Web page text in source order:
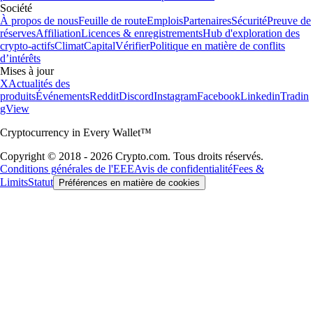
Société
À propos de nousFeuille de routeEmploisPartenairesSécuritéPreuve de
réservesAffiliationLicences & enregistrementsHub d'exploration des
crypto-actifsClimatCapitalVérifierPolitique en matière de conflits
d’intérêts
Mises à jour
XActualités des
produitsÉvénementsRedditDiscordInstagramFacebookLinkedinTradin
gView
Cryptocurrency in Every Wallet™
Copyright © 2018 - 2026 Crypto.com. Tous droits réservés.
Conditions générales de l'EEEAvis de confidentialitéFees &
LimitsStatut Préférences en matière de cookies